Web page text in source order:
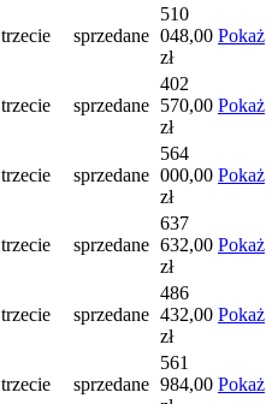
trzecie sprzedane
510
048,00
zł
Pokaż
trzecie sprzedane
402
570,00
zł
Pokaż
trzecie sprzedane
564
000,00
zł
Pokaż
trzecie sprzedane
637
632,00
zł
Pokaż
trzecie sprzedane
486
432,00
zł
Pokaż
trzecie sprzedane
561
984,00 Pokaż